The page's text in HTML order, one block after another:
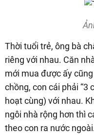
Thời tuổi trẻ, ông bà
riêng với nhau. Căn
mới mua được ấy
chồng, con cái phải “3
hoạt cùng) với nhau.
ngôi nhà rộng hơn thì
theo con ra nước